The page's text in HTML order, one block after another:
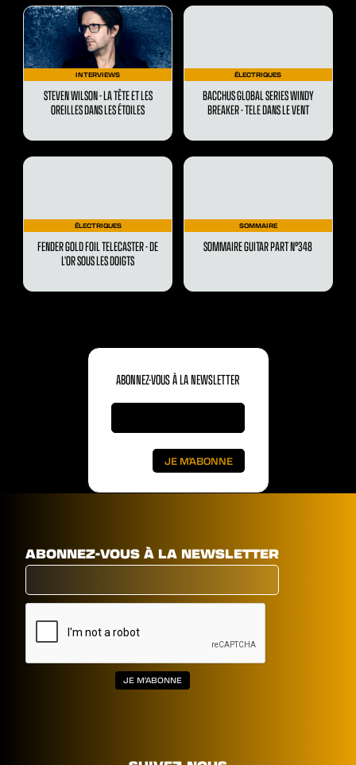
INTERVIEWS
STEVEN WILSON - LA TÊTE ET LES
OREILLES DANS LES ÉTOILES
ÉLECTRIQUES
BACCHUS GLOBAL SERIES WINDY
BREAKER - TELE DANS LE VENT
ÉLECTRIQUES
FENDER GOLD FOIL TELECASTER - DE
L’OR SOUS LES DOIGTS
SOMMAIRE
SOMMAIRE GUITAR PART N°348
ABONNEZ-VOUS À LA NEWSLETTER
ABONNEZ-VOUS À LA NEWSLETTER